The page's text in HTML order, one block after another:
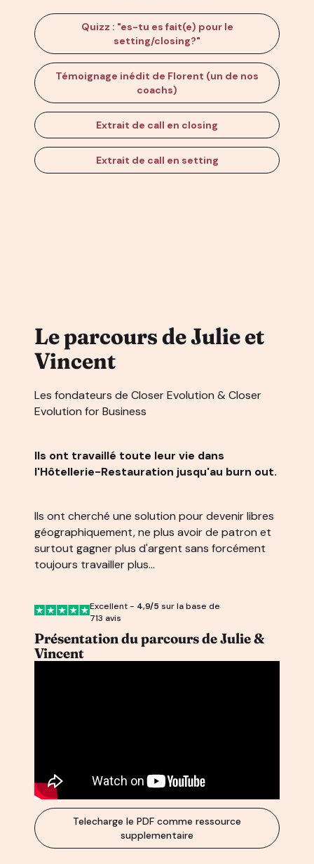
Quizz : "es-tu es fait(e) pour le
setting/closing?"
Témoignage inédit de Florent (un de nos
coachs)
Extrait de call en closing
Extrait de call en setting
Le parcours de Julie et
Vincent
Les fondateurs de Closer Evolution & Closer
Evolution for Business
Ils ont travaillé toute leur vie dans
l'Hôtellerie-Restauration jusqu'au burn out.
Ils ont cherché une solution pour devenir libres
géographiquement, ne plus avoir de patron et
surtout gagner plus d'argent sans forcément
toujours travailler plus...
Excellent - 4,9/5 sur la base de
713 avis
Présentation du parcours de Julie &
Vincent
Telecharge le PDF comme ressource
supplementaire